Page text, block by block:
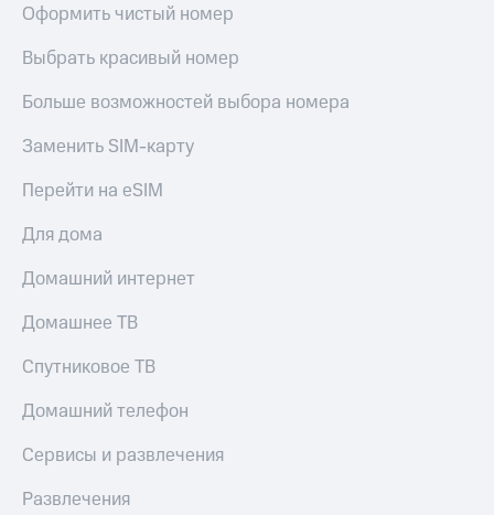
ТВ
Переводы
телефона
по QR-
за границей
магазин
Смартфоны
Наушники
колонки
Умные
и
Оформить чистый номер
Выбрать красивый номер
Больше возможностей выбора номера
Заменить SIM-карту
Перейти на eSIM
Для дома
Домашний интернет
Домашнее ТВ
Спутниковое ТВ
Домашний телефон
Сервисы и развлечения
Развлечения